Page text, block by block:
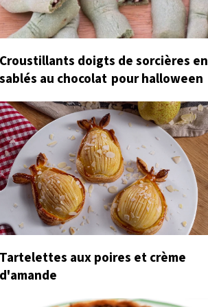
Croustillants doigts de sorcières en
sablés au chocolat pour halloween
Tartelettes aux poires et crème
d'amande